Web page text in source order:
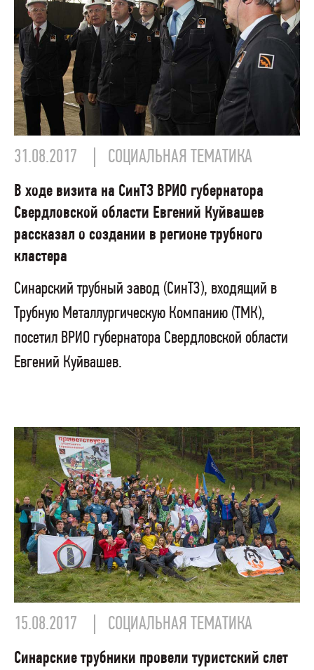
31.08.2017 СОЦИАЛЬНАЯ ТЕМАТИКА
В ходе визита на СинТЗ ВРИО губернатора
Свердловской области Евгений Куйвашев
рассказал о создании в регионе трубного
кластера
Синарский трубный завод (СинТЗ), входящий в
Трубную Металлургическую Компанию (ТМК),
посетил ВРИО губернатора Свердловской области
Евгений Куйвашев.
15.08.2017 СОЦИАЛЬНАЯ ТЕМАТИКА
Синарские трубники провели туристский слет